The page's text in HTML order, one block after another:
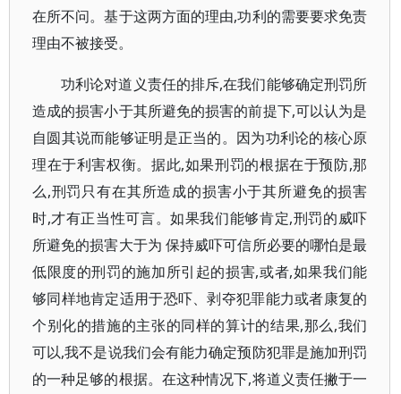
在所不问。基于这两方面的理由,功利的需要要求免责
理由不被接受。
功利论对道义责任的排斥,在我们能够确定刑罚所
造成的损害小于其所避免的损害的前提下,可以认为是
自圆其说而能够证明是正当的。因为功利论的核心原
理在于利害权衡。据此,如果刑罚的根据在于预防,那
么,刑罚只有在其所造成的损害小于其所避免的损害
时,才有正当性可言。如果我们能够肯定,刑罚的威吓
所避免的损害大于为 保持威吓可信所必要的哪怕是最
低限度的刑罚的施加所引起的损害,或者,如果我们能
够同样地肯定适用于恐吓、剥夺犯罪能力或者康复的
个别化的措施的主张的同样的算计的结果,那么,我们
可以,我不是说我们会有能力确定预防犯罪是施加刑罚
的一种足够的根据。在这种情况下,将道义责任撇于一